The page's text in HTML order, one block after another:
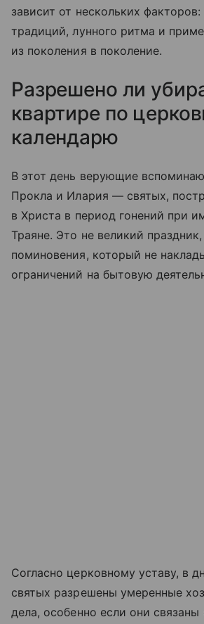
зависит от нескольких
традиций, лунного ритма и
из поколения в поколение.
Разрешено ли
квартире по
календарю
В этот день верующие
Прокла и Илария — святых,
в Христа в период гонений при
Траяне. Это не великий
поминовения, который не
ограничений на бытовую
Согласно церковному уставу, в
святых разрешены умеренные
дела, особенно если они связаны